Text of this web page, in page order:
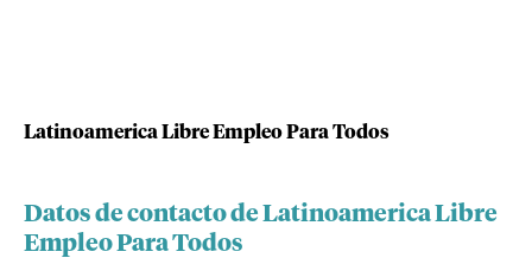
Latinoamerica Libre Empleo Para Todos
Datos de contacto de Latinoamerica Libre
Empleo Para Todos